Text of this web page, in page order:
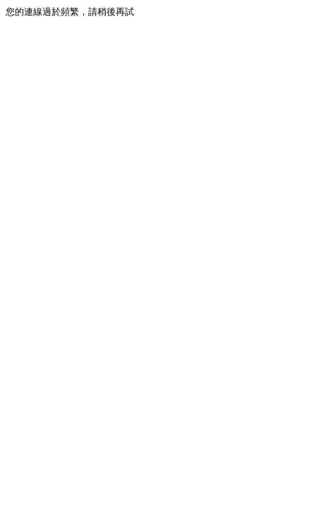
您的連線過於頻繁，請稍後再試